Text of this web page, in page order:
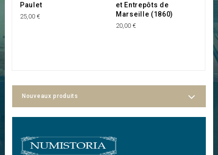
Paulet
25,00 €
et Entrepôts de
Marseille (1860)
20,00 €
Nouveaux produits